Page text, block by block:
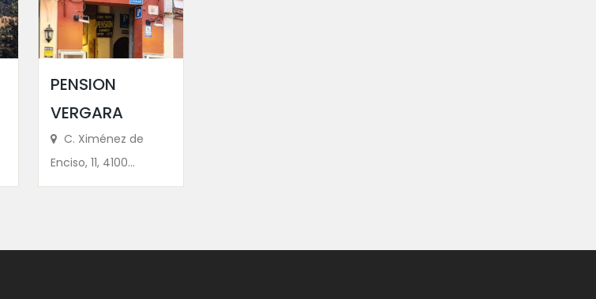
PENSION
VERGARA
C. Ximénez de
Enciso, 11, 4100...